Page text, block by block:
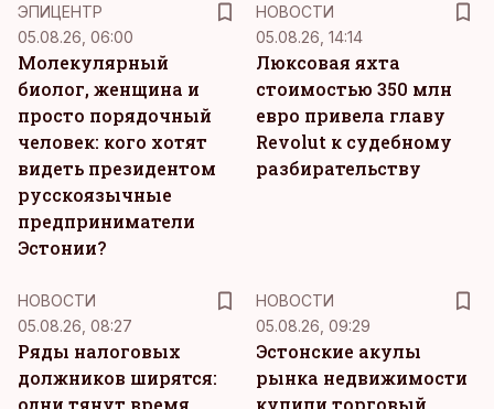
ЭПИЦЕНТР
05.08.26, 06:00
Молекулярный
биолог, женщина и
просто порядочный
человек: кого хотят
видеть президентом
русскоязычные
предприниматели
Эстонии?
НОВОСТИ
05.08.26, 14:14
Люксовая яхта
стоимостью 350 млн
евро привела главу
Revolut к судебному
разбирательству
НОВОСТИ
05.08.26, 08:27
Ряды налоговых
должников ширятся:
одни тянут время,
НОВОСТИ
05.08.26, 09:29
Эстонские акулы
рынка недвижимости
купили торговый